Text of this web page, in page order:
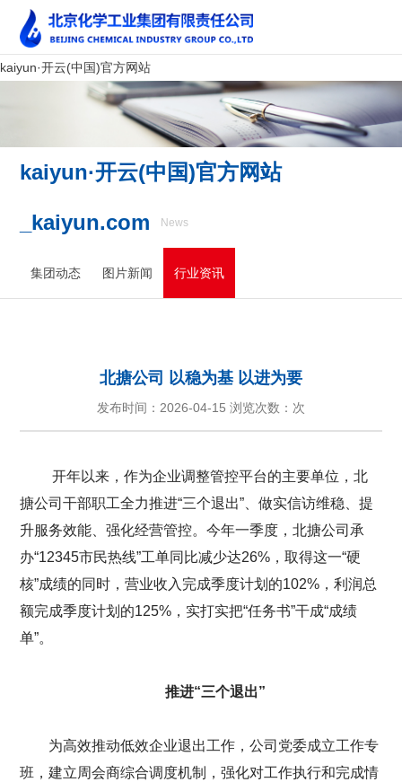
kaiyun·开云(中国)官方网站
kaiyun·开云(中国)官方网站
_kaiyun.com News
集团动态 图片新闻 行业资讯
北搪公司 以稳为基 以进为要
发布时间：2026-04-15 浏览次数：次
开年以来，作为企业调整管控平台的主要单位，北
搪公司干部职工全力推进“三个退出”、做实信访维稳、提
升服务效能、强化经营管控。今年一季度，北搪公司承
办“12345市民热线”工单同比减少达26%，取得这一“硬
核”成绩的同时，营业收入完成季度计划的102%，利润总
额完成季度计划的125%，实打实把“任务书”干成“成绩
单”。
推进“三个退出”
为高效推动低效企业退出工作，公司党委成立工作专
班，建立周会商综合调度机制，强化对工作执行和完成情